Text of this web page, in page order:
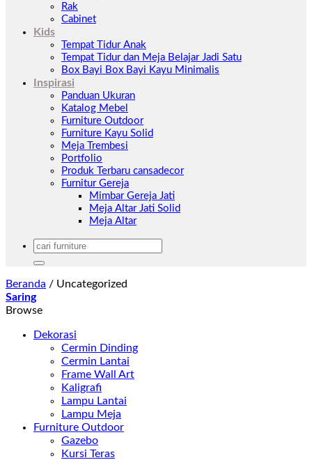
Rak
Cabinet
Kids
Tempat Tidur Anak
Tempat Tidur dan Meja Belajar Jadi Satu
Box Bayi Box Bayi Kayu Minimalis
Inspirasi
Panduan Ukuran
Katalog Mebel
Furniture Outdoor
Furniture Kayu Solid
Meja Trembesi
Portfolio
Produk Terbaru cansadecor
Furnitur Gereja
Mimbar Gereja Jati
Meja Altar Jati Solid
Meja Altar
Pencarian
Beranda / Uncategorized
Saring
Browse
Dekorasi
Cermin Dinding
Cermin Lantai
Frame Wall Art
Kaligrafi
Lampu Lantai
Lampu Meja
Furniture Outdoor
Gazebo
Kursi Teras